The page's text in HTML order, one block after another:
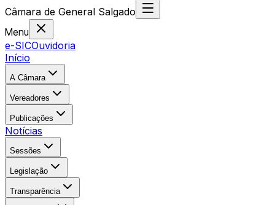
Câmara de General Salgado
Menu
e-SICOuvidoria
Início
A Câmara
Vereadores
Publicações
Notícias
Sessões
Legislação
Transparência